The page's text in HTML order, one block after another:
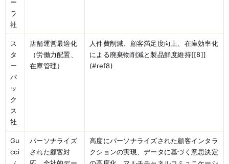
ー
ラ
社
ス
タ
ー
バ
ッ
ク
ス
社
店舗運営最適化
（労働力配置、
在庫管理）
人件費削減、顧客満足度向上、在庫効率化
による廃棄物削減と製品鮮度維持[[8]]
(#ref8)
Gu
cci
パーソナライズ
された顧客対
高度にパーソナライズされた顧客インタラ
クションの実現、データに基づく意思決定